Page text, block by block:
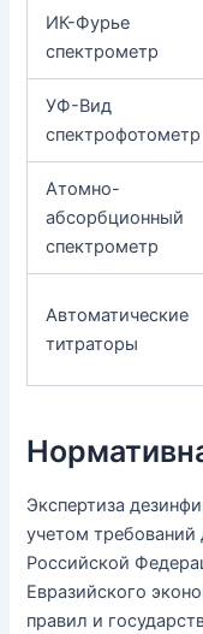
ИК-Фурье
спектрометр
УФ-Вид
спектрофотометр
Атомно-
абсорбционный
спектрометр
Автоматические
титраторы
Экспертиза
учетом требований
Российской
Евразийского
правил и